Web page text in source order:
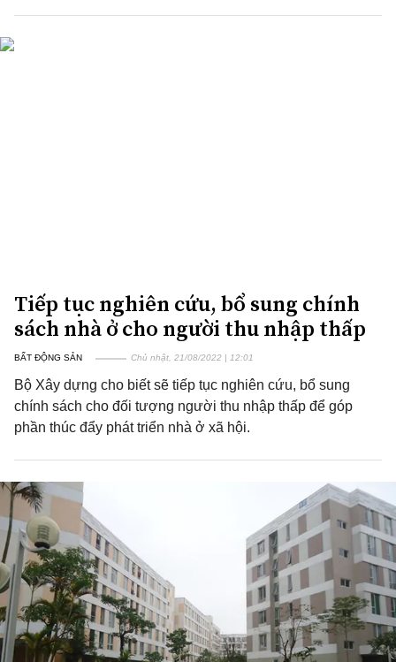
Tiếp tục nghiên cứu, bổ sung chính
sách nhà ở cho người thu nhập thấp
BẤT ĐỘNG SẢN Chủ nhật, 21/08/2022 | 12:01
Bộ Xây dựng cho biết sẽ tiếp tục nghiên cứu, bổ sung
chính sách cho đối tượng người thu nhập thấp để góp
phần thúc đẩy phát triển nhà ở xã hội.